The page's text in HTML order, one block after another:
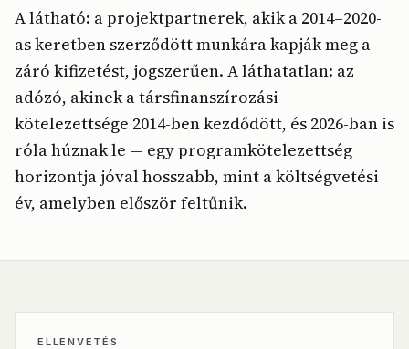
A látható: a projektpartnerek, akik a 2014–2020-
as keretben szerződött munkára kapják meg a
záró kifizetést, jogszerűen. A láthatatlan: az
adózó, akinek a társfinanszírozási
kötelezettsége 2014-ben kezdődött, és 2026-ban is
róla húznak le — egy programkötelezettség
horizontja jóval hosszabb, mint a költségvetési
év, amelyben először feltűnik.
ELLENVETÉS